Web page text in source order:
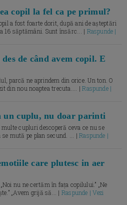
copil la fel ca pe primul?
a fost foarte dorit, după ani de așteptări
16 săptămâni. Sunt însărc... | Raspunde |
de când avem copil. E
parcă ne aprindem din orice. Un ton. O
din nou noaptea trecuta.... |Raspunde |
un cuplu, nu doar parinti
cupluri descoperă ceva ce nu se
se mută pe plan secund. ... |Raspunde |
care plutesc in aer
nu ne certăm în fața copilului.” „Ne
„Avem grijă să... | Raspunde | Vezi